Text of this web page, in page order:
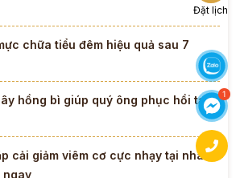
chữa tiểu đêm hiệu quả sau 7
hồng bì giúp quý ông phục hồi tạng
cải giảm viêm cơ cực nhạy tại nhà
ngay
Đặt lịch